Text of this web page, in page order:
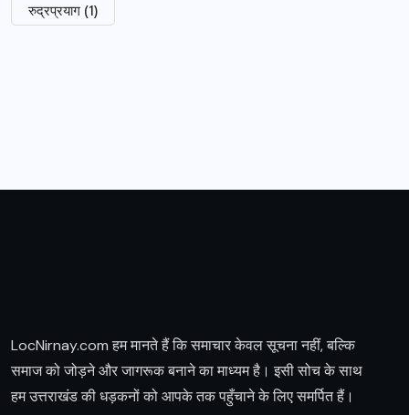
रुद्रप्रयाग (1)
LocNirnay.com हम मानते हैं कि समाचार केवल सूचना नहीं, बल्कि
समाज को जोड़ने और जागरूक बनाने का माध्यम है। इसी सोच के साथ
हम उत्तराखंड की धड़कनों को आपके तक पहुँचाने के लिए समर्पित हैं।